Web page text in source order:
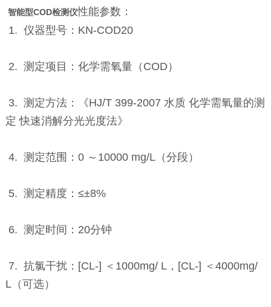
智能型COD检测仪性能参数：
1. 仪器型号：KN-COD20
2. 测定项目：化学需氧量（COD）
3. 测定方法：《HJ/T 399-2007 水质 化学需氧量的测
定 快速消解分光光度法》
4. 测定范围：0 ～10000 mg/L（分段）
5. 测定精度：≤±8%
6. 测定时间：20分钟
7. 抗氯干扰：[CL-] ＜1000mg/ L，[CL-] ＜4000mg/
L（可选）